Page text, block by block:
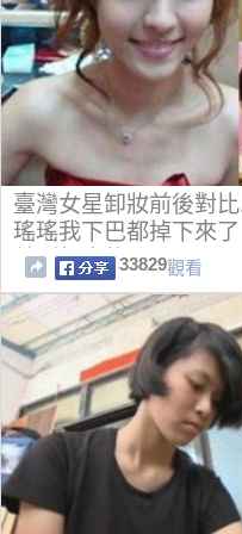
臺灣女星卸妝前後對
瑤瑤我下巴都掉下來
差別超大的...33829觀看